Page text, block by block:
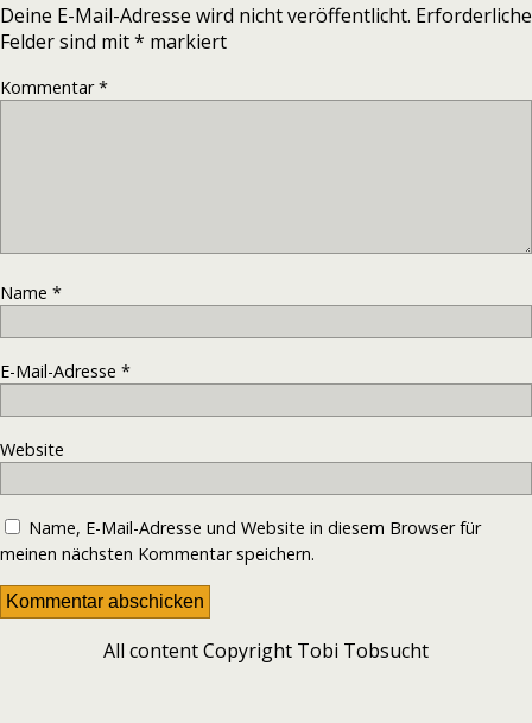
Deine E-Mail-Adresse wird nicht veröffentlicht. Erforderliche
Felder sind mit* markiert
Kommentar*
Name *
E-Mail-Adresse *
Website
Name, E-Mail-Adresse und Website in diesem Browser für
meinen nächsten Kommentar speichern.
All content Copyright Tobi Tobsucht